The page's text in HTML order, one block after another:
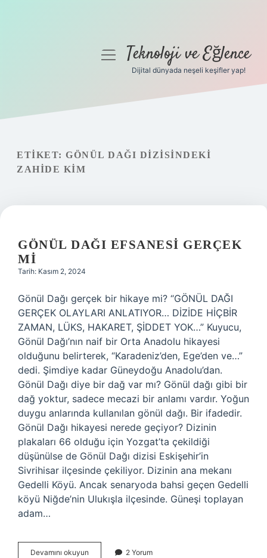
Gizlilik Politikası
Hakkımızda
menüyüTeknoloji ve Eğlence
Dijital dünyada neşeli keşifler yap!
ETIKET: GÖNÜL DAĞI DIZISINDEKI
ZAHIDE KIM
GÖNÜL DAĞI EFSANESI GERÇEK
MI
Tarih: Kasım 2, 2024
Gönül Dağı gerçek bir hikaye mi? “GÖNÜL DAĞI
GERÇEK OLAYLARI ANLATIYOR… DİZİDE HİÇBİR
ZAMAN, LÜKS, HAKARET, ŞİDDET YOK…” Kuyucu,
Gönül Dağı’nın naif bir Orta Anadolu hikayesi
olduğunu belirterek, “Karadeniz’den, Ege’den ve…”
dedi. Şimdiye kadar Güneydoğu Anadolu’dan.
Gönül Dağı diye bir dağ var mı? Gönül dağı gibi bir
dağ yoktur, sadece mecazi bir anlamı vardır. Yoğun
duygu anlarında kullanılan gönül dağı. Bir ifadedir.
Gönül Dağı hikayesi nerede geçiyor? Dizinin
plakaları 66 olduğu için Yozgat’ta çekildiği
düşünülse de Gönül Dağı dizisi Eskişehir’in
Sivrihisar ilçesinde çekiliyor. Dizinin ana mekanı
Gedelli Köyü. Ancak senaryoda bahsi geçen Gedelli
köyü Niğde’nin Ulukışla ilçesinde. Güneşi toplayan
adam…
Devamını okuyun 2 Yorum